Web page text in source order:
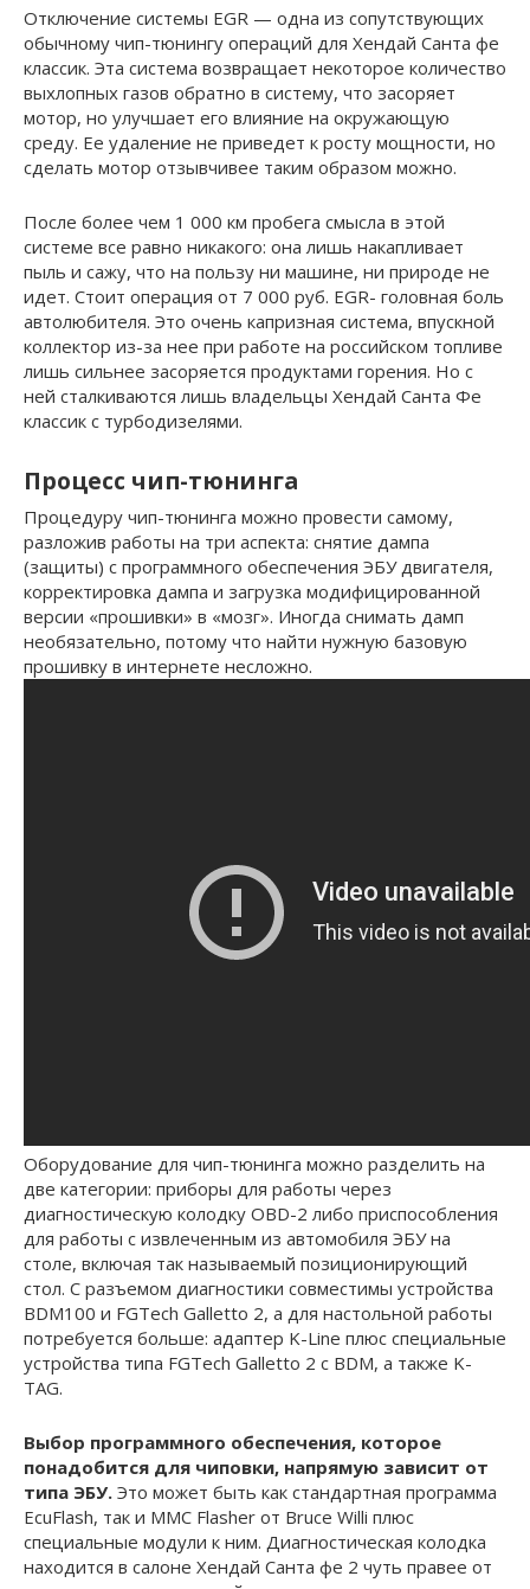
Отключение системы EGR — одна из сопутствующих
обычному чип-тюнингу операций для Хендай Санта фе
классик. Эта система возвращает некоторое количество
выхлопных газов обратно в систему, что засоряет
мотор, но улучшает его влияние на окружающую
среду. Ее удаление не приведет к росту мощности, но
сделать мотор отзывчивее таким образом можно.
После более чем 1 000 км пробега смысла в этой
системе все равно никакого: она лишь накапливает
пыль и сажу, что на пользу ни машине, ни природе не
идет. Стоит операция от 7 000 руб. EGR- головная боль
автолюбителя. Это очень капризная система, впускной
коллектор из-за нее при работе на российском топливе
лишь сильнее засоряется продуктами горения. Но с
ней сталкиваются лишь владельцы Хендай Санта Фе
классик с турбодизелями.
Процесс чип-тюнинга
Процедуру чип-тюнинга можно провести самому,
разложив работы на три аспекта: снятие дампа
(защиты) с программного обеспечения ЭБУ двигателя,
корректировка дампа и загрузка модифицированной
версии «прошивки» в «мозг». Иногда снимать дамп
необязательно, потому что найти нужную базовую
прошивку в интернете несложно.
Оборудование для чип-тюнинга можно разделить на
две категории: приборы для работы через
диагностическую колодку OBD-2 либо приспособления
для работы с извлеченным из автомобиля ЭБУ на
столе, включая так называемый позиционирующий
стол. С разъемом диагностики совместимы устройства
BDM100 и FGTech Galletto 2, а для настольной работы
потребуется больше: адаптер K-Line плюс специальные
устройства типа FGTech Galletto 2 с BDM, а также K-
TAG.
Выбор программного обеспечения, которое
понадобится для чиповки, напрямую зависит от
типа ЭБУ. Это может быть как стандартная программа
EcuFlash, так и MMC Flasher от Bruce Willi плюс
специальные модули к ним. Диагностическая колодка
находится в салоне Хендай Санта фе 2 чуть правее от